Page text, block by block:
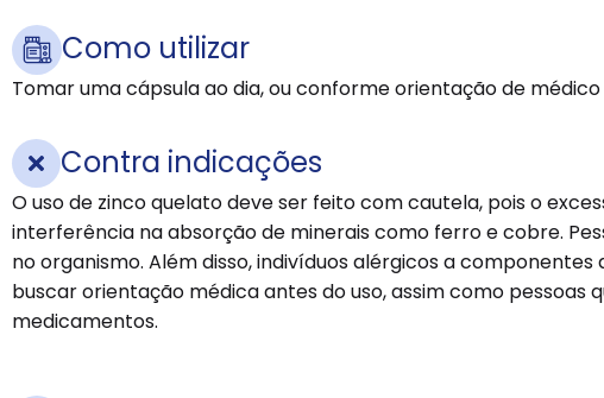
Como utilizar
Tomar uma cápsula ao dia, ou conforme orientação de
Contra indicações
O uso de zinco quelato deve ser feito com cautela, pois o
interferência na absorção de minerais como ferro e cobre.
no organismo. Além disso, indivíduos alérgicos a
buscar orientação médica antes do uso, assim como pessoas
medicamentos.